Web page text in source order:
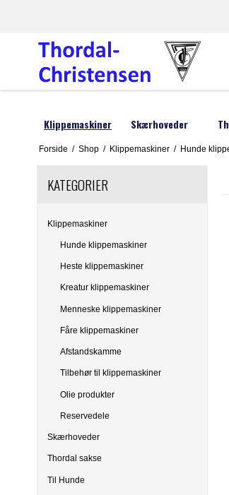
Klippemaskiner
Hunde klippemaskiner
Heste klippemaskiner
Menneske klippemaskiner
Fåre klippemaskiner
Afstandskamme
Tilbehør til klippemaskiner
Olie produkter
Skærhoveder
Oster
Aesculap
Hauptner
DeLaval
Liscop
Forside / Shop / Klippemaskiner / Hunde
KATEGORIER
Klippemaskiner
Hunde klippemaskiner
Heste klippemaskiner
Kreatur klippemaskiner
Menneske klippemaskiner
Fåre klippemaskiner
Afstandskamme
Tilbehør til klippemaskiner
Olie produkter
Reservedele
Skærhoveder
Thordal sakse
Til Hunde